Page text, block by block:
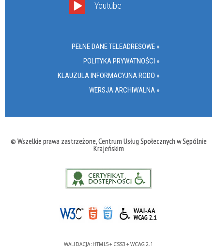
Youtube
PEŁNE DANE TELEADRESOWE »
POLITYKA PRYWATNOŚCI »
KLAUZULA INFORMACYJNA RODO »
WERSJA ARCHIWALNA »
© Wszelkie prawa zastrzeżone, Centrum Usług Społecznych w Sępólnie
Krajeńskim
WALIDACJA: HTML5+ CSS3 + WCAG 2.1